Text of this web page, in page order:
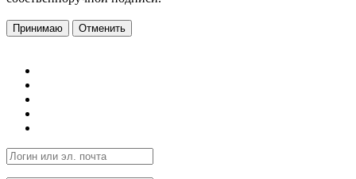
Принимаю Отменить